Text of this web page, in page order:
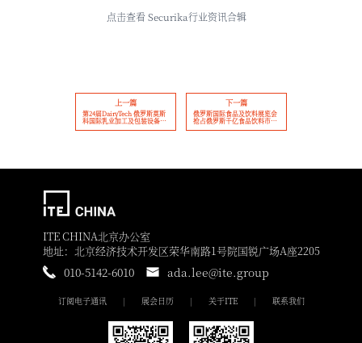
点击查看 Securika行业资讯合辑
上一篇
第24届DairyTech 俄罗斯莫斯
科国际乳业加工及包装设备展
乳制品生产线贴标零差错：从
下一篇
俄罗斯国际食品及饮料展览会
抢占俄罗斯千亿食品饮料市场
风口——WorldFood Moscow
ITE CHINA北京办公室
地址：北京经济技术开发区荣华南路1号院国锐广场A座2205
010-5142-6010 ada.lee@ite.group
订阅电子通讯 展会日历 关于ITE 联系我们